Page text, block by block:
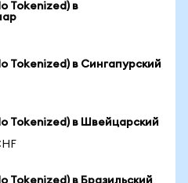
Tokenized) в
Tokenized) в Сингапурский
Tokenized) в Швейцарский
Tokenized) в Бразильский